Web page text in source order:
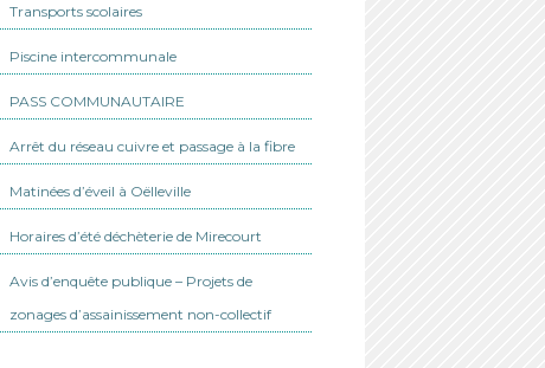
Transports scolaires
Piscine intercommunale
PASS COMMUNAUTAIRE
Arrêt du réseau cuivre et passage à la fibre
Matinées d’éveil à Oëlleville
Horaires d’été déchèterie de Mirecourt
Avis d’enquête publique – Projets de
zonages d’assainissement non-collectif